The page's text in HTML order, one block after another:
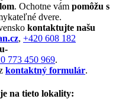
. Ochotne vám pomôžu s
dvere.
kontaktujte našu
, +420 608 182
773 450 969.
kontaktný formulár.
na tieto lokality: